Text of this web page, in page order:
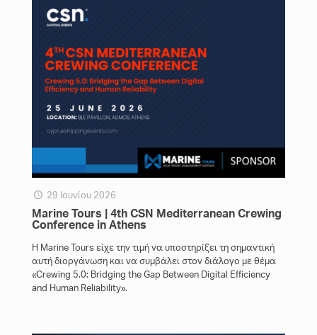
29 Ιουνίου 2026
Marine Tours | 4th CSN Mediterranean Crewing
Conference in Athens
Η Marine Tours είχε την τιμή να υποστηρίξει τη σημαντική
αυτή διοργάνωση και να συμβάλει στον διάλογο με θέμα
«Crewing 5.0: Bridging the Gap Between Digital Efficiency
and Human Reliability».